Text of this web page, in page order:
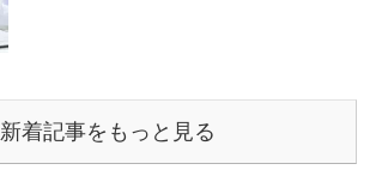
新着記事をもっと見る